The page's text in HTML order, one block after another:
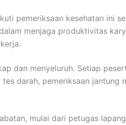
pemeriksaan kesehatan ini
menjaga produktivitas
dan menyeluruh. Setiap
darah, pemeriksaan jantung
mulai dari petugas